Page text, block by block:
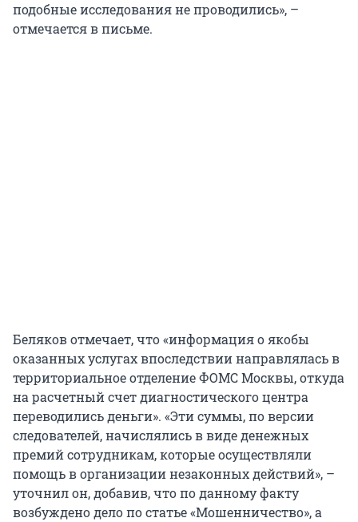
подобные исследования не проводились», –
отмечается в письме.
Беляков отмечает, что «информация о якобы
оказанных услугах впоследствии направлялась в
территориальное отделение ФОМС Москвы, откуда
на расчетный счет диагностического центра
переводились деньги». «Эти суммы, по версии
следователей, начислялись в виде денежных
премий сотрудникам, которые осуществляли
помощь в организации незаконных действий», –
уточнил он, добавив, что по данному факту
возбуждено дело по статье «Мошенничество», а